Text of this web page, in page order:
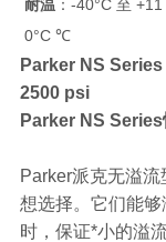
耐温 ：-40°C 至 +11
0°C ℃
Parker NS
2500 psi
Parker NS
Parker派克无溢
想选择。它们能
时，保证*小的溢